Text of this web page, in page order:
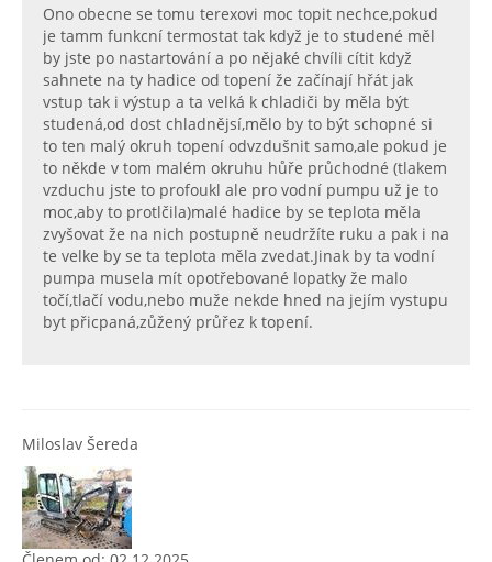
Ono obecne se tomu terexovi moc topit nechce,pokud
je tamm funkcní termostat tak když je to studené měl
by jste po nastartování a po nějaké chvíli cítit když
sahnete na ty hadice od topení že začínají hřát jak
vstup tak i výstup a ta velká k chladiči by měla být
studená,od dost chladnějsí,mělo by to být schopné si
to ten malý okruh topení odvzdušnit samo,ale pokud je
to někde v tom malém okruhu hůře průchodné (tlakem
vzduchu jste to profoukl ale pro vodní pumpu už je to
moc,aby to protlčila)malé hadice by se teplota měla
zvyšovat že na nich postupně neudržíte ruku a pak i na
te velke by se ta teplota měla zvedat.Jinak by ta vodní
pumpa musela mít opotřebované lopatky že malo
točí,tlačí vodu,nebo muže nekde hned na jejím vystupu
byt přicpaná,zůžený průřez k topení.
Miloslav Šereda